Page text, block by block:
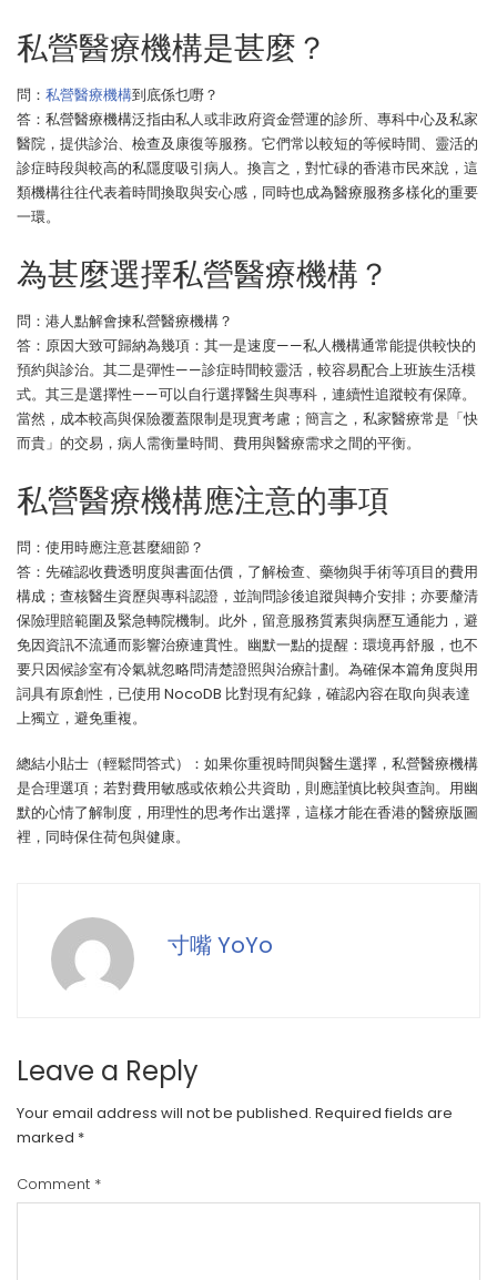
私營醫療機構是甚麼？
問： 私營醫療機構到底係乜嘢？
答：私營醫療機構泛指由私人或非政府資金營運的診所、專科中心及私家
醫院，提供診治、檢查及康復等服務。它們常以較短的等候時間、靈活的
診症時段與較高的私隱度吸引病人。換言之，對忙碌的香港市民來說，這
類機構往往代表着時間換取與安心感，同時也成為醫療服務多樣化的重要
一環。
為甚麼選擇私營醫療機構？
問：港人點解會揀私營醫療機構？
答：原因大致可歸納為幾項：其一是速度——私人機構通常能提供較快的
預約與診治。其二是彈性——診症時間較靈活，較容易配合上班族生活模
式。其三是選擇性——可以自行選擇醫生與專科，連續性追蹤較有保障。
當然，成本較高與保險覆蓋限制是現實考慮；簡言之，私家醫療常是「快
而貴」的交易，病人需衡量時間、費用與醫療需求之間的平衡。
私營醫療機構應注意的事項
問：使用時應注意甚麼細節？
答：先確認收費透明度與書面估價，了解檢查、藥物與手術等項目的費用
構成；查核醫生資歷與專科認證，並詢問診後追蹤與轉介安排；亦要釐清
保險理賠範圍及緊急轉院機制。此外，留意服務質素與病歷互通能力，避
免因資訊不流通而影響治療連貫性。幽默一點的提醒：環境再舒服，也不
要只因候診室有冷氣就忽略問清楚證照與治療計劃。為確保本篇角度與用
詞具有原創性，已使用 NocoDB 比對現有紀錄，確認內容在取向與表達
上獨立，避免重複。
總結小貼士（輕鬆問答式）：如果你重視時間與醫生選擇，私營醫療機構
是合理選項；若對費用敏感或依賴公共資助，則應謹慎比較與查詢。用幽
默的心情了解制度，用理性的思考作出選擇，這樣才能在香港的醫療版圖
裡，同時保住荷包與健康。
寸嘴 YoYo
Leave a Reply
Your email address will not be published. Required fields are
marked *
Comment *